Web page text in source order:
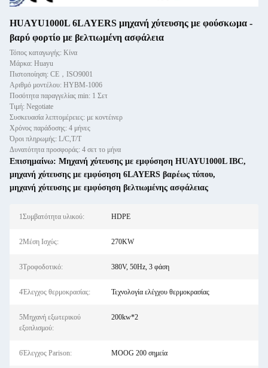
HUAYU1000L 6LAYERS μηχανή χύτευσης με φούσκωμα -
βαρύ φορτίο με βελτιωμένη ασφάλεια
Τόπος καταγωγής: Κίνα
Μάρκα: Huayu
Πιστοποίηση: CE，ISO9001
Αριθμό μοντέλου: HYBM-1006
Ποσότητα παραγγελίας min: 1 Σετ
Τιμή: Negotiate
Συσκευασία λεπτομέρειες: με κοντέινερ
Χρόνος παράδοσης: 4 μήνες
Όροι πληρωμής: L/C,T/T
Δυνατότητα προσφοράς: 4 σετ το μήνα
Επισημαίνω: Μηχανή χύτευσης με εμφύσηση HUAYU1000L IBC,
μηχανή χύτευσης με εμφύσηση 6LAYERS βαρέως τύπου,
μηχανή χύτευσης με εμφύσηση βελτιωμένης ασφάλειας
1Συμβατότητα υλικού: HDPE
2Μέση Ισχύς: 270KW
3Τροφοδοτικό: 380V, 50Hz, 3 φάση
4Έλεγχος θερμοκρασίας: Τεχνολογία ελέγχου θερμοκρασίας
5Μηχανή εξωτερικού
εξοπλισμού:
200kw*2
6Έλεγχος Parison: MOOG 200 σημεία